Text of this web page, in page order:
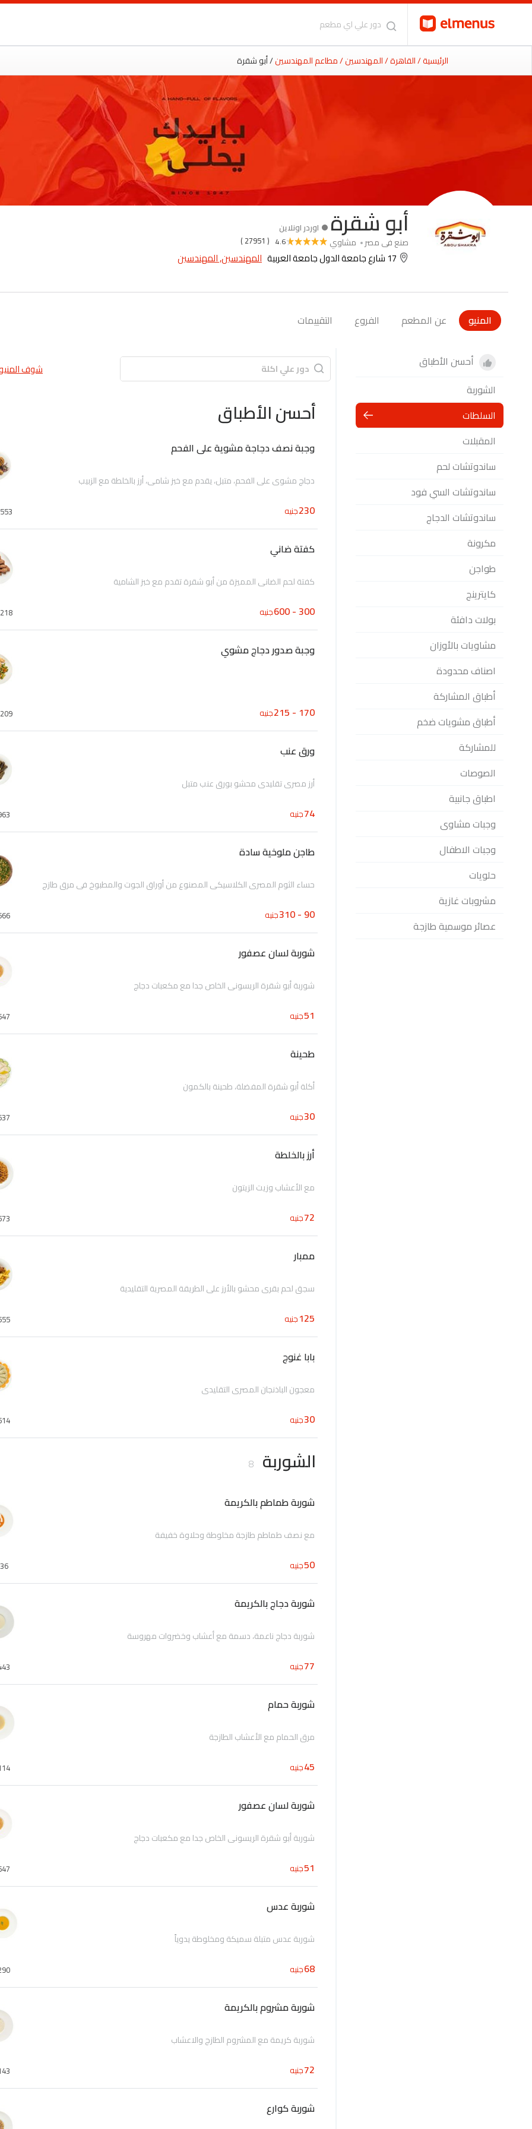
الرئيسية/ القاهرة/ المهندسين/ مطاعم المهندسين/ أبو شقرة
أبو شقرة اوردر اونلاين
4.6
( 27951 ) صنع فى مصر مشاوي
17 شارع جامعة الدول جامعة العربية المهندسين, المهندسين
المنيو عن المطعم الفروع التقييمات
أحسن الأطباق
الشوربة
السلطات
المقبلات
ساندوتشات لحم
ساندوتشات السي فود
ساندوتشات الدجاج
مكرونة
طواجن
كايترينج
بولات دافئة
مشاويات بالأوزان
اصناف محدودة
أطباق المشاركة
أطباق مشويات ضخم
للمشاركة
الصوصات
اطباق جانبية
وجبات مشاوى
وجبات الاطفال
حلويات
مشروبات غازية
عصائر موسمية طازجة
شوف
أحسن الأطباق
وجبة نصف دجاجة مشوية على الفحم
دجاج مشوي على الفحم، متبل، يقدم مع خبز شامي، أرز بالخلطة مع الزبيب
230جنيه
كفتة ضاني
كفتة لحم الضاني المميزة من أبو شقرة تقدم مع خبز الشامية
300 - 600 جنيه
وجبة صدور دجاج مشوي
170 - 215 جنيه
ورق عنب
أرز مصري تقليدي محشو بورق عنب متبل
74جنيه
طاجن ملوخية سادة
حساء الثوم المصري الكلاسيكي المصنوع من أوراق الجوت والمطبوخ في مرق طازج
90 - 310 جنيه
شوربة لسان عصفور
شوربة أبو شقرة الريسوني الخاص جدا مع مكعبات دجاج
51جنيه
طحينة
أكلة أبو شقرة المفضلة، طحينة بالكمون
30جنيه
أرز بالخلطة
مع الأعشاب وزيت الزيتون
72جنيه
ممبار
سجق لحم بقري محشو بالأرز على الطريقة المصرية التقليدية
125جنيه
بابا غنوج
معجون الباذنجان المصري التقليدي
30جنيه
الشوربة 8
شوربة طماطم بالكريمة
مع نصف طماطم طازجة مخلوطة وحلاوة خفيفة
50جنيه 36
شوربة دجاج بالكريمة
شوربة دجاج ناعمة، دسمة مع أعشاب وخضروات مهروسة
77جنيه
شوربة حمام
مرق الحمام مع الأعشاب الطازجة
45جنيه
شوربة لسان عصفور
شوربة أبو شقرة الريسوني الخاص جدا مع مكعبات دجاج
51جنيه
شوربة عدس
شوربة عدس متبلة سميكة ومخلوطة يدوياً
68جنيه
شوربة مشروم بالكريمة
شوربة كريمة مع المشروم الطازج والاعشاب
72جنيه
شوربة كوارع